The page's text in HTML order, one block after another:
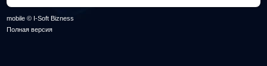
mobile © I-Soft Bizness
Полная версия